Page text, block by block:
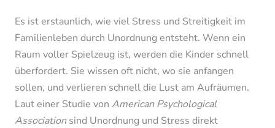
Es ist erstaunlich, wie viel Stress und Streitigkeit im
Familienleben durch Unordnung entsteht. Wenn ein
Raum voller Spielzeug ist, werden die Kinder schnell
überfordert. Sie wissen oft nicht, wo sie anfangen
sollen, und verlieren schnell die Lust am Aufräumen.
Laut einer Studie von American Psychological
Associationsind Unordnung und Stress direkt